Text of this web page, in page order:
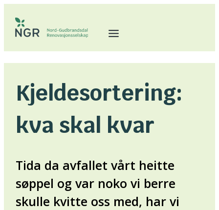
innhold
Kjeldesortering:
kva skal kvar
Tida da avfallet vårt heitte
søppel og var noko vi berre
skulle kvitte oss med, har vi